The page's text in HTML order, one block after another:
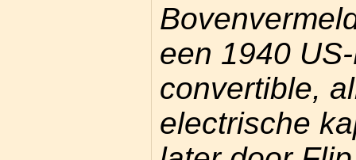
een 1940
convertible,
electrische